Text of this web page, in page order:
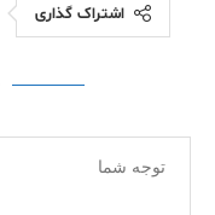
اشتراک گذاری